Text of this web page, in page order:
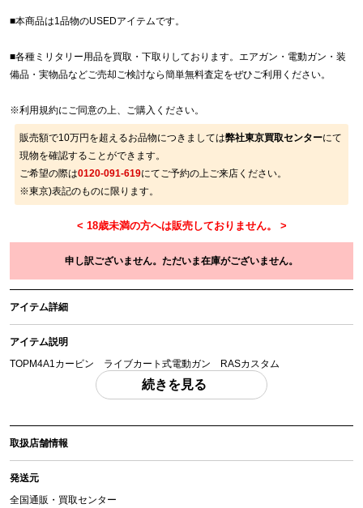
■本商品は1品物のUSEDアイテムです。
■各種ミリタリー用品を買取・下取りしております。エアガン・電動ガン・装
備品・実物品などご売却ご検討なら簡単無料査定をぜひご利用ください。
※利用規約にご同意の上、ご購入ください。
販売額で10万円を超えるお品物につきましては弊社東京買取センターにて
現物を確認することができます。
ご希望の際は0120-091-619にてご予約の上ご来店ください。
※東京)表記のものに限ります。
申し訳ございません。ただいま在庫がございません。
アイテム詳細
アイテム説明
TOPM4A1カービン ライブカート式電動ガン RASカスタム
「付属品」・・・ 写真に写っているものが全てです。 （撮影、運搬備品は除
アイテム状態
中古：B（使用感少な目/小キズ、ヨゴレ少々）
用感と経年ダメージが少し見られますが概ね良好なお品物です。中古品につき
キズ 汚れはご了承ください。動作確認できました。(0.2gBB弾0.67J 82m/s
続きを見る
取扱店舗情報
発送元
全国通販・買取センター